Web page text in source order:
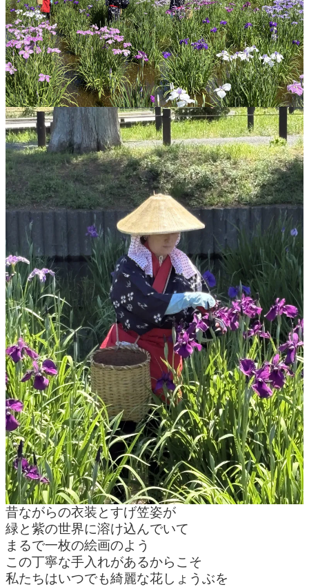
昔ながらの衣装とすげ笠姿が
緑と紫の世界に溶け込んでいて
まるで一枚の絵画のよう
この丁寧な手入れがあるからこそ
私たちはいつでも綺麗な花しょうぶを